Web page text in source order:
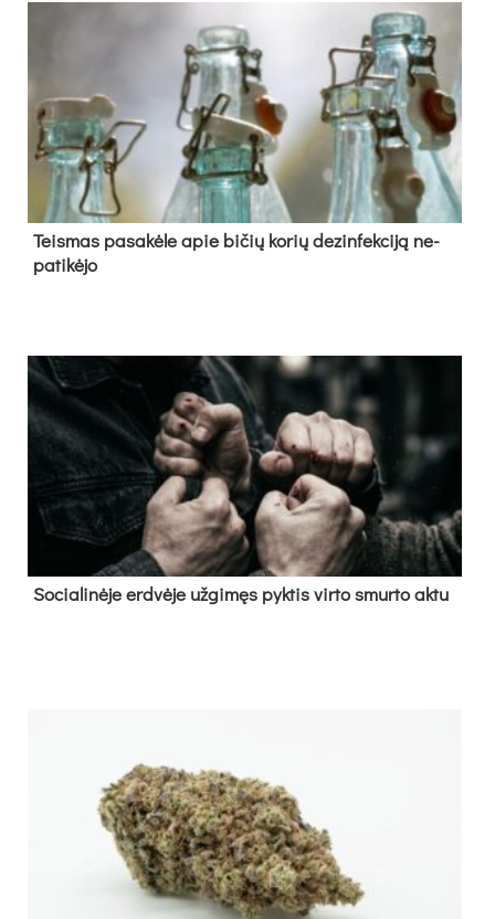
Teis­mas pa­sa­kė­le apie bi­čių ko­rių de­zin­fek­ci­ją ne­
pa­ti­kė­jo
So­cia­li­nė­je erd­vė­je už­gi­męs pyk­tis vir­to smur­to ak­tu